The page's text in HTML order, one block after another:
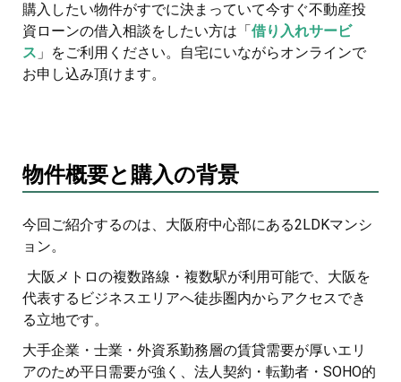
購入したい物件がすでに決まっていて今すぐ不動産投
資ローンの借入相談をしたい方は「 借り入れサービ
ス 」をご利用ください。自宅にいながらオンラインで
お申し込み頂けます。
物件概要と購入の背景
今回ご紹介するのは、大阪府中心部にある2LDKマンシ
ョン。
大阪メトロの複数路線・複数駅が利用可能で、大阪を
代表するビジネスエリアへ徒歩圏内からアクセスでき
る立地です。
大手企業・士業・外資系勤務層の賃貸需要が厚いエリ
アのため平日需要が強く、法人契約・転勤者・SOHO的